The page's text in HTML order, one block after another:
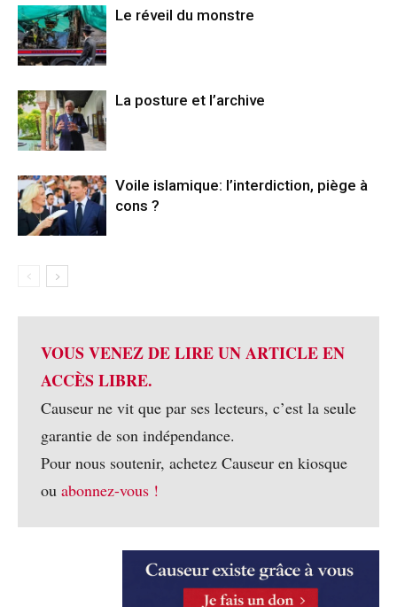
Le réveil du monstre
La posture et l’archive
Voile islamique: l’interdiction, piège à
cons ?
VOUS VENEZ DE LIRE UN ARTICLE EN
ACCÈS LIBRE.
Causeur ne vit que par ses lecteurs, c’est la seule
garantie de son indépendance.
Pour nous soutenir, achetez Causeur en kiosque
ou abonnez-vous !